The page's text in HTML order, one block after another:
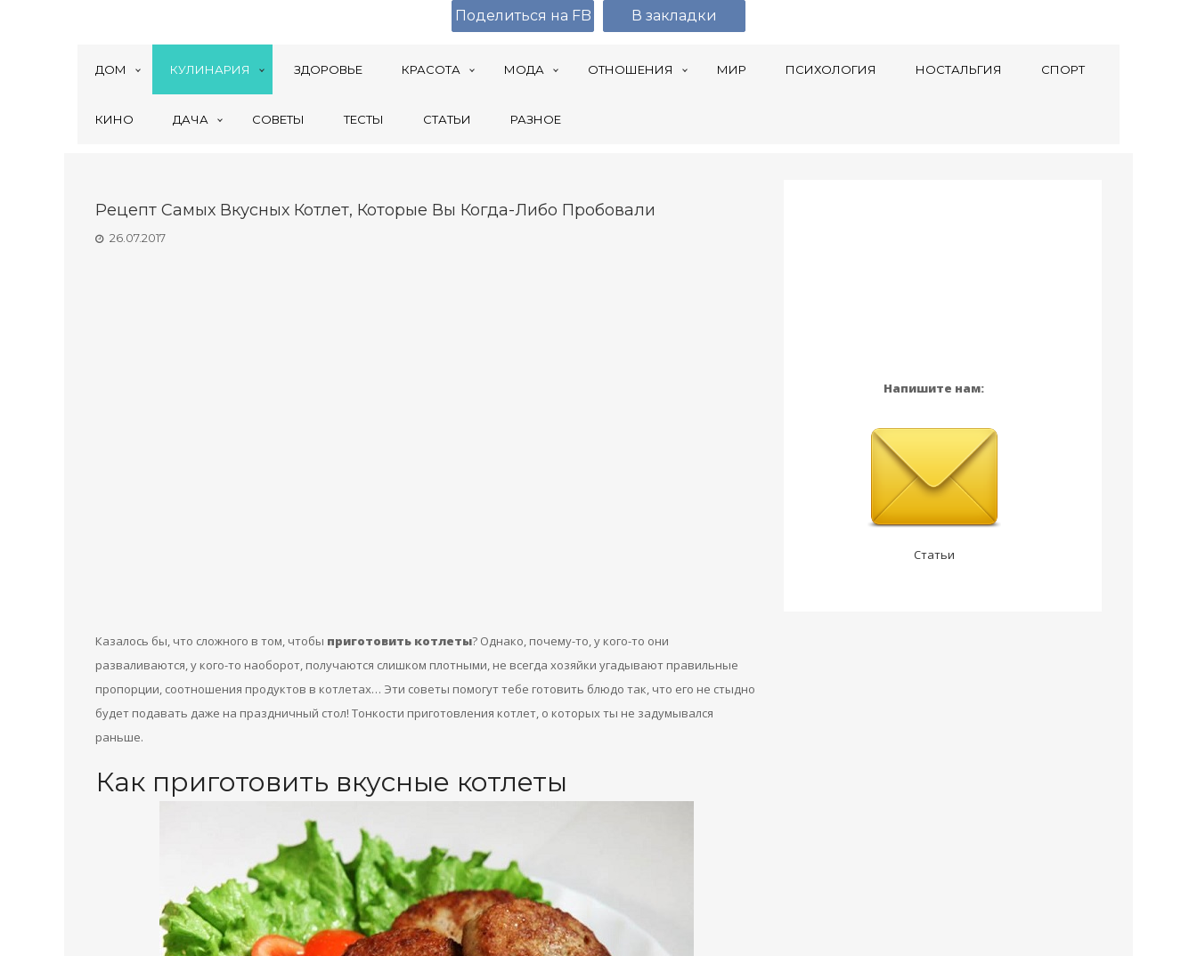
ДОМ КУЛИНАРИЯ ЗДОРОВЬЕ КРАСОТА МОДА ОТНОШЕНИЯ МИР ПСИХОЛОГИЯ НОСТАЛЬГИЯ СПОРТ
КИНО ДАЧА СОВЕТЫ ТЕСТЫ СТАТЬИ РАЗНОЕ
Рецепт Самых Вкусных Котлет, Которые Вы Когда-Либо Пробовали
26.07.2017
Казалось бы, что сложного в том, чтобы приготовить котлеты? Однако, почему-то, у кого-то они
разваливаются, у кого-то наоборот, получаются слишком плотными, не всегда хозяйки угадывают правильные
пропорции, соотношения продуктов в котлетах… Эти советы помогут тебе готовить блюдо так, что его не стыдно
будет подавать даже на праздничный стол! Тонкости приготовления котлет, о которых ты не задумывался
раньше.
Как приготовить вкусные котлеты
Напишите нам:
Статьи
Поделиться на FB В закладки